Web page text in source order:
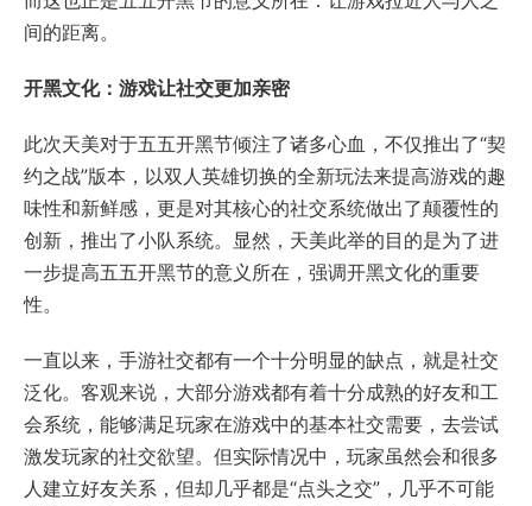
间的距离。
开黑文化：游戏让社交更加亲密
此次天美对于五五开黑节倾注了诸多心血，不仅推出了“契
约之战”版本，以双人英雄切换的全新玩法来提高游戏的趣
味性和新鲜感，更是对其核心的社交系统做出了颠覆性的
创新，推出了小队系统。显然，天美此举的目的是为了进
一步提高五五开黑节的意义所在，强调开黑文化的重要
性。
一直以来，手游社交都有一个十分明显的缺点，就是社交
泛化。客观来说，大部分游戏都有着十分成熟的好友和工
会系统，能够满足玩家在游戏中的基本社交需要，去尝试
激发玩家的社交欲望。但实际情况中，玩家虽然会和很多
人建立好友关系，但却几乎都是“点头之交”，几乎不可能